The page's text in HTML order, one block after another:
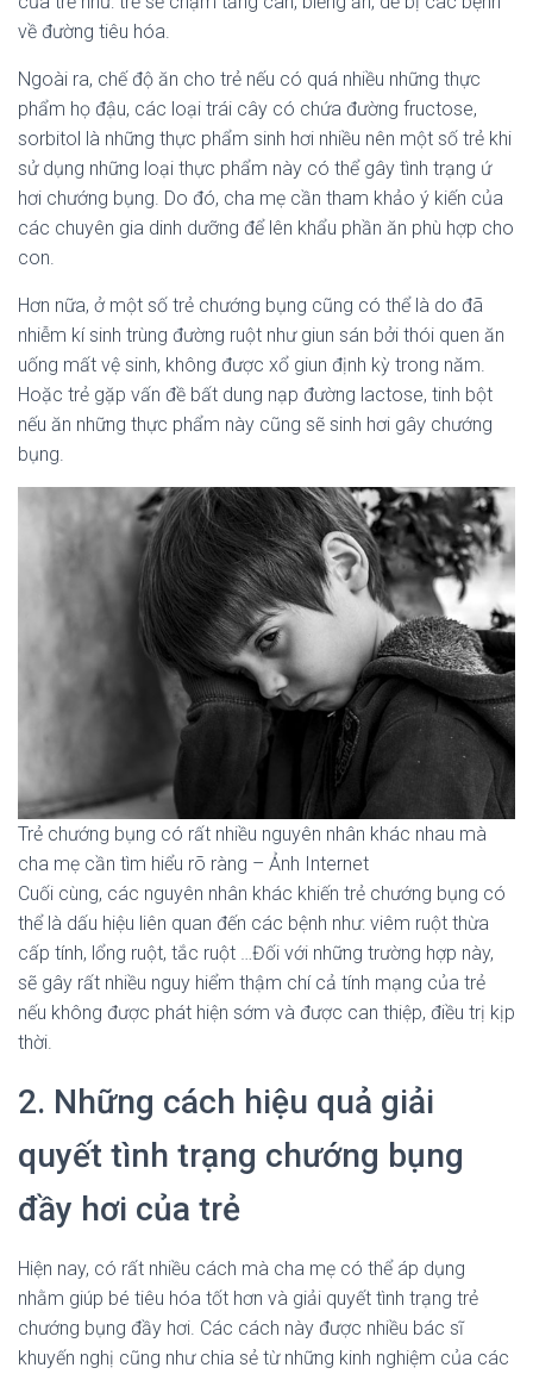
về đường tiêu hóa.
Ngoài ra, chế độ ăn cho trẻ nếu có quá nhiều những thực
phẩm họ đậu, các loại trái cây có chứa đường fructose,
sorbitol là những thực phẩm sinh hơi nhiều nên một số trẻ khi
sử dụng những loại thực phẩm này có thể gây tình trạng ứ
hơi chướng bụng. Do đó, cha mẹ cần tham khảo ý kiến của
các chuyên gia dinh dưỡng để lên khẩu phần ăn phù hợp cho
con.
Hơn nữa, ở một số trẻ chướng bụng cũng có thể là do đã
nhiễm kí sinh trùng đường ruột như giun sán bởi thói quen ăn
uống mất vệ sinh, không được xổ giun định kỳ trong năm.
Hoặc trẻ gặp vấn đề bất dung nạp đường lactose, tinh bột
nếu ăn những thực phẩm này cũng sẽ sinh hơi gây chướng
bụng.
Trẻ chướng bụng có rất nhiều nguyên nhân khác nhau mà
cha mẹ cần tìm hiểu rõ ràng – Ảnh Internet
Cuối cùng, các nguyên nhân khác khiến trẻ chướng bụng có
thể là dấu hiệu liên quan đến các bệnh như: viêm ruột thừa
cấp tính, lổng ruột, tắc ruột …Đối với những trường hợp này,
sẽ gây rất nhiều nguy hiểm thậm chí cả tính mạng của trẻ
nếu không được phát hiện sớm và được can thiệp, điều trị kịp
thời.
2. Những cách hiệu quả giải
quyết tình trạng chướng bụng
đầy hơi của trẻ
Hiện nay, có rất nhiều cách mà cha mẹ có thể áp dụng
nhằm giúp bé tiêu hóa tốt hơn và giải quyết tình trạng trẻ
chướng bụng đầy hơi. Các cách này được nhiều bác sĩ
khuyến nghị cũng như chia sẻ từ những kinh nghiệm của các